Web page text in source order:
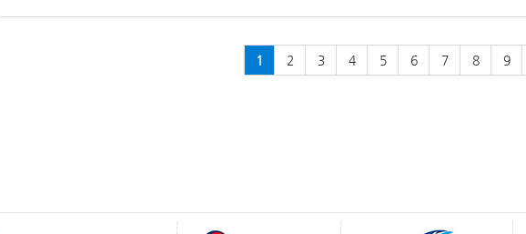
1 2 3 4 5 6 7 8 9